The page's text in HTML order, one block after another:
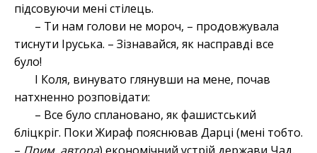
підсовуючи мені стілець.
– Ти нам голови не мороч, – продовжувала
тиснути Іруська. – Зізнавайся, як насправді все
було!
І Коля, винувато глянувши на мене, почав
натхненно розповідати:
– Все було сплановано, як фашистський
бліцкріг. Поки Жираф пояснював Дарці (мені тобто.